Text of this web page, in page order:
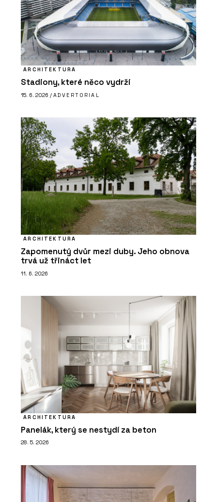
ARCHITEKTURA
Stadiony, které něco vydrží
15. 6. 2026 / ADVERTORIAL
ARCHITEKTURA
Zapomenutý dvůr mezi duby. Jeho obnova
trvá už třináct let
11. 6. 2026
ARCHITEKTURA
Panelák, který se nestydí za beton
28. 5. 2026